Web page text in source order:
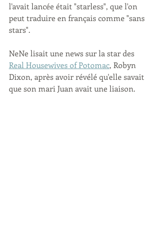
l'avait lancée était "starless", que l'on
peut traduire en français comme "sans
stars".
NeNe lisait une news sur la star des
Real Housewives of Potomac, Robyn
Dixon, après avoir révélé qu'elle savait
que son mari Juan avait une liaison.